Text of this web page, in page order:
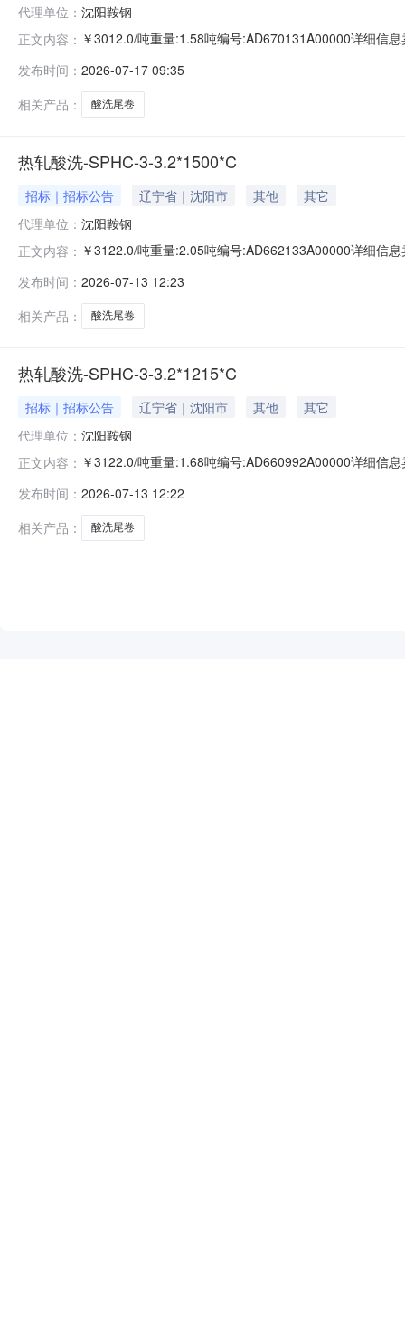
代理单位： 沈阳鞍钢
正文内容： ￥3012.0/吨重量:1.58吨编号:AD670131A00000详细信
求产线名称:冷轧1#线锌层重量代码描述:上表面锌层重量
发布时间： 2026-07-17 09:35
相关产品：
酸洗尾卷
热轧酸洗-SPHC-3-3.2*1500*C
招标｜招标公告 辽宁省｜沈阳市 其他
其它
代理单位： 沈阳鞍钢
正文内容： ￥3122.0/吨重量:2.05吨编号:AD662133A00000详细信
求产线名称:冷轧1#线锌层重量代码描述:上表面锌层重量
发布时间： 2026-07-13 12:23
相关产品：
酸洗尾卷
热轧酸洗-SPHC-3-3.2*1215*C
招标｜招标公告 辽宁省｜沈阳市 其他
其它
代理单位： 沈阳鞍钢
正文内容： ￥3122.0/吨重量:1.68吨编号:AD660992A00000详细信
求产线名称:冷轧1#线锌层重量代码描述:上表面锌层重量
发布时间： 2026-07-13 12:22
相关产品：
酸洗尾卷